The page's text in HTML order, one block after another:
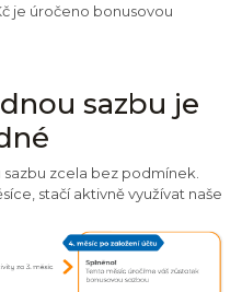
je úročeno bonusovou
sazbu je
zcela bez podmínek.
stačí aktivně využívat naše